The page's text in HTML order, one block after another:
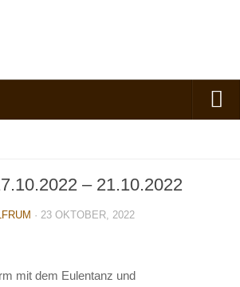
– 21.10.2022
· 23 OKTOBER, 2022
mit dem Eulentanz und